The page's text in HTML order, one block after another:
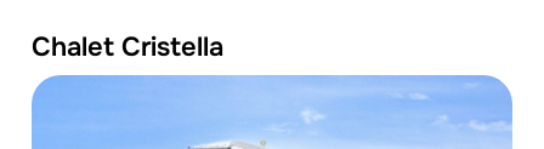
Chalet Cristella